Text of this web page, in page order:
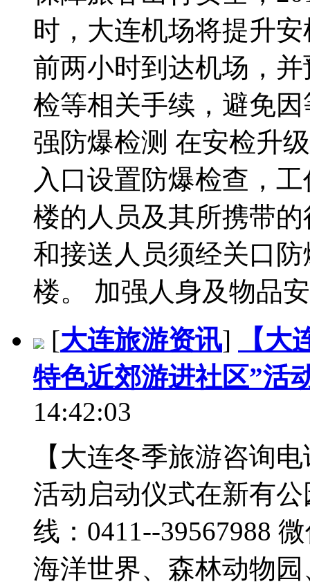
时，大连机场将提升
前两小时到达机场，
检等相关手续，避免
强防爆检测 在安检升
入口设置防爆检查，
楼的人员及其所携带
和接送人员须经关口
楼。 加强人身及物品
[大连旅游资讯]
【
特色近郊游进社区”活
14:42:03
【大连冬季旅游咨询
活动启动仪式在新有
线：0411--39567988
海洋世界、森林动物